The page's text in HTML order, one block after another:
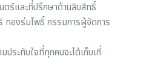
ตร์และที่ปรึกษาด้านลิขสิทธิ์
ทองร่มโพธิ์ กรรมการผู้จัดการ
ประทับใจที่ทุกคนจะได้เก็บเกี่